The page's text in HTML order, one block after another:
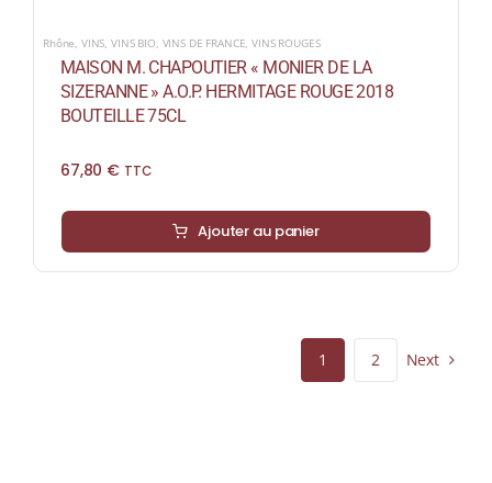
Rhône VINS ,VINS BIO VINS DE FRANCE ,VINS ROUGES
MAISON M. CHAPOUTIER « MONIER DE LA
SIZERANNE » A.O.P. HERMITAGE ROUGE 2018
BOUTEILLE 75CL
67,80 € TTC
Ajouter au panier
1 2 Next